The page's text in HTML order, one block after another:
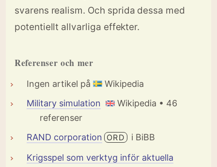
svarens realism. Och sprida dessa med
potentiellt allvarliga effekter.
Referenser och mer
Ingen artikel på
Wikipedia
Military simulation
Wikipedia • 46
referenser
RAND corporation ORD
i BiBB
Krigsspel som verktyg inför aktuella